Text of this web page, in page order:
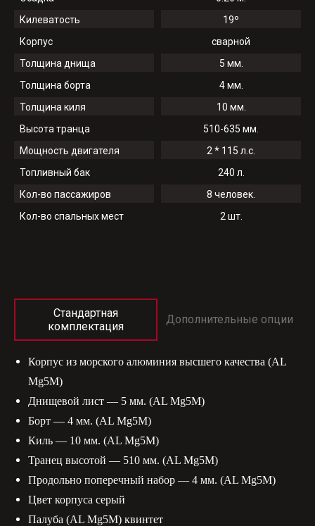
Килеватость
19º
Корпус
сварной
Толщина днища
5 мм.
Толщина борта
4 мм.
Толщина киля
10 мм.
Высота транца
510-635 мм.
Мощность двигателя
2 * 115 л.с.
Топливный бак
240 л.
Кол-во пассажиров
8 человек.
Кол-во спальных мест
2 шт.
Стандартная
комплектация
Дополнительные опции
Корпус из морского алюминия высшего качества (AL
Mg5М)
Днищевой лист — 5 мм. (AL Mg5М)
Борт — 4 мм. (AL Mg5М)
Киль — 10 мм. (AL Mg5М)
Транец высотой — 510 мм. (AL Mg5М)
Продольно поперечный набор — 4 мм. (AL Mg5М)
Цвет корпуса серый
Палуба (AL Mg5М) квинтет